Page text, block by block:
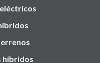
híbridos